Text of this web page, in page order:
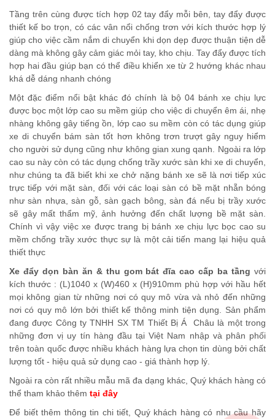
Tầng trên cùng được tích hợp 02 tay đẩy mỗi bên, tay đẩy được
thiết kế bo trọn, có các vân nổi chống trơn với kích thước hợp lý
giúp cho việc cầm nắm di chuyển khi dọn dẹp được thuận tiện dễ
dàng mà không gây cảm giác mỏi tay, kho chịu. Tay đẩy được tích
hợp hai đầu giúp bạn có thể điều khiển xe từ 2 hướng khác nhau
khá dễ dáng nhanh chóng
Một đặc điểm nổi bật khác đó chính là bộ 04 bánh xe chịu lực
được bọc một lớp cao su mềm giúp cho việc di chuyển êm ái, nhẹ
nhàng không gây tiếng ồn, lớp cao su mềm còn có tác dụng giúp
xe di chuyển bám sàn tốt hơn không trơn trượt gây nguy hiểm
cho người sử dụng cũng như không gian xung qanh. Ngoài ra lớp
cao su này còn có tác dụng chống trầy xước sàn khi xe di chuyển,
như chúng ta đã biết khi xe chở nặng bánh xe sẽ là nơi tiếp xúc
trực tiếp với mặt sàn, đối với các loại sàn có bề mặt nhẵn bóng
như sàn nhựa, sàn gỗ, sàn gạch bông, sàn đá nếu bị trầy xước
sẽ gây mất thẩm mỹ, ảnh hưởng đến chất lượng bề mặt sàn.
Chính vì vậy việc xe được trang bị bánh xe chịu lực bọc cao su
mềm chống trầy xước thực sự là một cải tiến mang lại hiệu quả
thiết thực
Xe đẩy dọn bàn ăn & thu gom bát đĩa cao cấp ba tầng với
kích thước : (L)1040 x (W)460 x (H)910mm phù hợp với hầu hết
mọi không gian từ những nơi có quy mô vừa và nhỏ đến những
nơi có quy mô lớn bởi thiết kế thông minh tiện dụng. Sản phẩm
đang được Công ty TNHH SX TM Thiết Bị Á Châu là một trong
những đơn vị uy tín hàng đầu tại Việt Nam nhập và phân phối
trên toàn quốc được nhiều khách hàng lựa chọn tin dùng bởi chất
lượng tốt - hiệu quả sử dụng cao - giá thành hợp lý.
Ngoài ra còn rất nhiều mẫu mã đa dạng khác, Quý khách hàng có
thể tham khảo thêm tại đây
Để biết thêm thông tin chi tiết, Quý khách hàng có nhu cầu hãy